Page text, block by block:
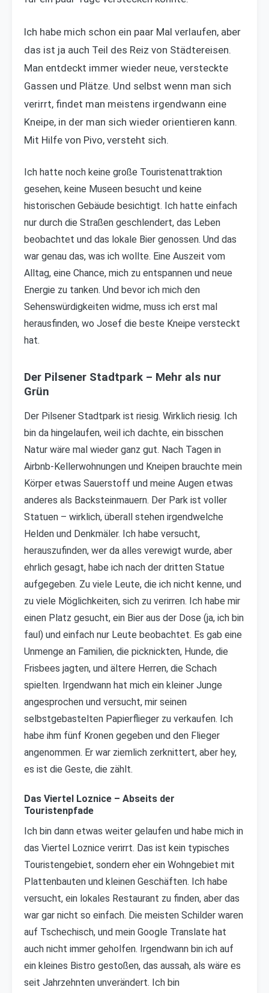
Ich habe mich schon ein paar Mal verlaufen, aber
das ist ja auch Teil des Reiz von Städtereisen.
Man entdeckt immer wieder neue, versteckte
Gassen und Plätze. Und selbst wenn man sich
verirrt, findet man meistens irgendwann eine
Kneipe, in der man sich wieder orientieren kann.
Mit Hilfe von Pivo, versteht sich.
Ich hatte noch keine große Touristenattraktion
gesehen, keine Museen besucht und keine
historischen Gebäude besichtigt. Ich hatte einfach
nur durch die Straßen geschlendert, das Leben
beobachtet und das lokale Bier genossen. Und das
war genau das, was ich wollte. Eine Auszeit vom
Alltag, eine Chance, mich zu entspannen und neue
Energie zu tanken. Und bevor ich mich den
Sehenswürdigkeiten widme, muss ich erst mal
herausfinden, wo Josef die beste Kneipe versteckt
hat.
Der Pilsener Stadtpark – Mehr als nur
Grün
Der Pilsener Stadtpark ist riesig. Wirklich riesig. Ich
bin da hingelaufen, weil ich dachte, ein bisschen
Natur wäre mal wieder ganz gut. Nach Tagen in
Airbnb-Kellerwohnungen und Kneipen brauchte mein
Körper etwas Sauerstoff und meine Augen etwas
anderes als Backsteinmauern. Der Park ist voller
Statuen – wirklich, überall stehen irgendwelche
Helden und Denkmäler. Ich habe versucht,
herauszufinden, wer da alles verewigt wurde, aber
ehrlich gesagt, habe ich nach der dritten Statue
aufgegeben. Zu viele Leute, die ich nicht kenne, und
zu viele Möglichkeiten, sich zu verirren. Ich habe mir
einen Platz gesucht, ein Bier aus der Dose (ja, ich bin
faul) und einfach nur Leute beobachtet. Es gab eine
Unmenge an Familien, die picknickten, Hunde, die
Frisbees jagten, und ältere Herren, die Schach
spielten. Irgendwann hat mich ein kleiner Junge
angesprochen und versucht, mir seinen
selbstgebastelten Papierflieger zu verkaufen. Ich
habe ihm fünf Kronen gegeben und den Flieger
angenommen. Er war ziemlich zerknittert, aber hey,
es ist die Geste, die zählt.
Das Viertel Loznice – Abseits der
Touristenpfade
Ich bin dann etwas weiter gelaufen und habe mich in
das Viertel Loznice verirrt. Das ist kein typisches
Touristengebiet, sondern eher ein Wohngebiet mit
Plattenbauten und kleinen Geschäften. Ich habe
versucht, ein lokales Restaurant zu finden, aber das
war gar nicht so einfach. Die meisten Schilder waren
auf Tschechisch, und mein Google Translate hat
auch nicht immer geholfen. Irgendwann bin ich auf
ein kleines Bistro gestoßen, das aussah, als wäre es
seit Jahrzehnten unverändert. Ich bin